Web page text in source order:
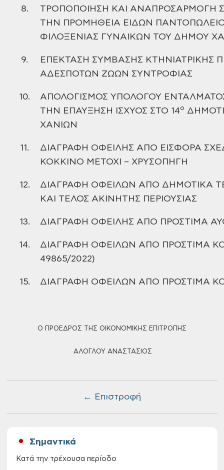
← Επιστροφή
8. ΤΡΟΠΟΠΟΙΗΣΗ ΚΑΙ ΑΝΑΠΡΟΣΑΡΜΟΓΗ
ΤΗΝ ΠΡΟΜΗΘΕΙΑ ΕΙΔΩΝ
ΦΙΛΟΞΕΝΙΑΣ ΓΥΝΑΙΚΩΝ ΤΟΥ ΔΗΜΟΥ
9. ΕΠΕΚΤΑΣΗ ΣΥΜΒΑΣΗΣ ΚΤΗΝΙΑΤΡΙΚΗΣ
ΑΔΕΣΠΟΤΩΝ ΖΩΩΝ ΣΥΝΤΡΟΦΙΑΣ
10. ΑΠΟΛΟΓΙΣΜΟΣ ΥΠΟΛΟΓΟΥ
ΤΗΝ ΕΠΑΥΞΗΣΗ ΙΣΧΥΟΣ ΣΤΟ 14ο
ΧΑΝΙΩΝ
11. ΔΙΑΓΡΑΦΗ ΟΦΕΙΛΗΣ ΑΠΟ ΕΙΣΦΟΡΑ
ΚΟΚΚΙΝΟ ΜΕΤΟΧΙ – ΧΡΥΣΟΠΗΓΗ
12. ΔΙΑΓΡΑΦΗ ΟΦΕΙΛΩΝ ΑΠΟ ΔΗΜΟΤΙΚΑ
ΚΑΙ ΤΕΛΟΣ ΑΚΙΝΗΤΗΣ ΠΕΡΙΟΥΣΙΑΣ
13. ΔΙΑΓΡΑΦΗ ΟΦΕΙΛΗΣ ΑΠΟ ΠΡΟΣΤΙΜΑ
14. ΔΙΑΓΡΑΦΗ ΟΦΕΙΛΩΝ ΑΠΟ ΠΡΟΣΤΙΜΑ
49865/2022)
15. ΔΙΑΓΡΑΦΗ ΟΦΕΙΛΩΝ ΑΠΟ ΠΡΟΣΤΙΜΑ
Ο ΠΡΟΕΔΡΟΣ ΤΗΣ ΟΙΚΟΝΟΜΙΚΗΣ ΕΠΙΤΡΟΠΗΣ
ΑΛΟΓΛΟΥ ΑΝΑΣΤΑΣΙΟΣ
Σημαντικά
Κατά την τρέχουσα περίοδο